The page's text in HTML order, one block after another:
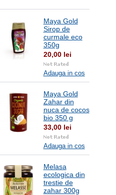
Maya Gold
Sirop de
curmale eco
350g
20,00 lei
Adauga in cos
Maya Gold
Zahar din
nuca de cocos
bio 350 g
33,00 lei
Adauga in cos
Melasa
ecologica din
trestie de
zahar 300g